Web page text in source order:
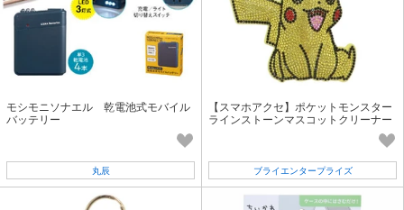
モシモニソナエル 乾電池式モバイル
バッテリー
丸辰
【スマホアクセ】ポケットモンスター
ラインストーンマスコットクリーナー
ブライエンタープライズ